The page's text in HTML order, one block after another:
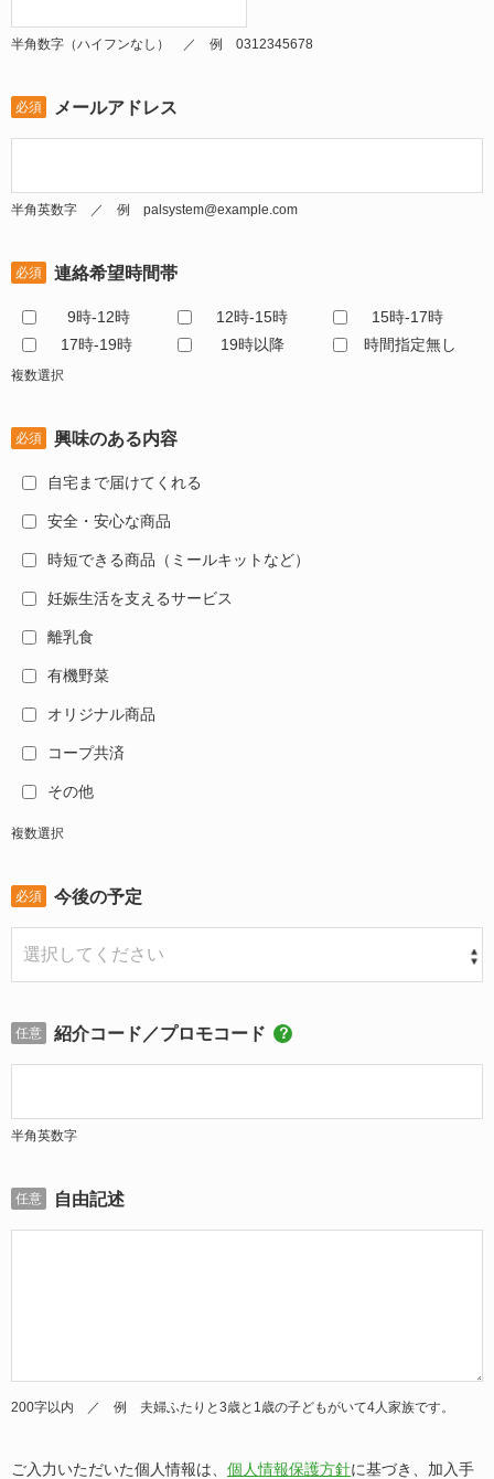
半角数字（ハイフンなし） ／ 例 0312345678
必須 メールアドレス
半角英数字 ／ 例 palsystem@example.com
必須 連絡希望時間帯
9時-12時 12時-15時
15時-17時
17時-19時
19時以降 時間指定無し
複数選択
必須 興味のある内容
自宅まで届けてくれる
安全・安心な商品
時短できる商品（ミールキットなど）
妊娠生活を支えるサービス
離乳食
有機野菜
オリジナル商品
コープ共済
その他
複数選択
必須 今後の予定
任意 紹介コード／プロモコード
半角英数字
任意 自由記述
200字以内 ／ 例 夫婦ふたりと3歳と1歳の子どもがいて4人家族です。
ご入力いただいた個人情報は、 個人情報保護方針に基づき、加入手